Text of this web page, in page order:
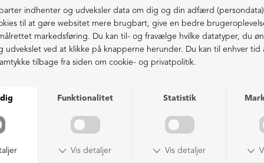
Ekstraordinær kvalitet - produceret i Europa
LIGNENDE PRODUKTER
SAMPLE